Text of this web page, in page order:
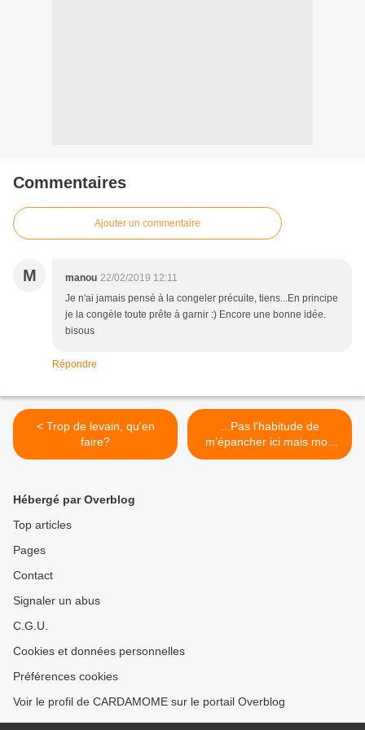
Commentaires
Ajouter un commentaire
M manou 22/02/2019 12:11
Je n'ai jamais pensé à la congeler précuite, tiens...En principe
je la congèle toute prête à garnir :) Encore une bonne idée.
bisous
Répondre
< Trop de levain, qu'en
faire?
...Pas l'habitude de
m’épancher ici mais mon
corps m'a parlé.... >
Hébergé par Overblog
Top articles
Pages
Contact
Signaler un abus
C.G.U.
Cookies et données personnelles
Préférences cookies
Voir le profil de CARDAMOME sur le portail Overblog